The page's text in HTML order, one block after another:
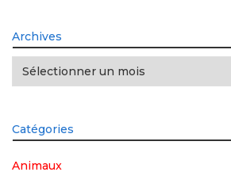
Archives
Archives
Catégories
Animaux